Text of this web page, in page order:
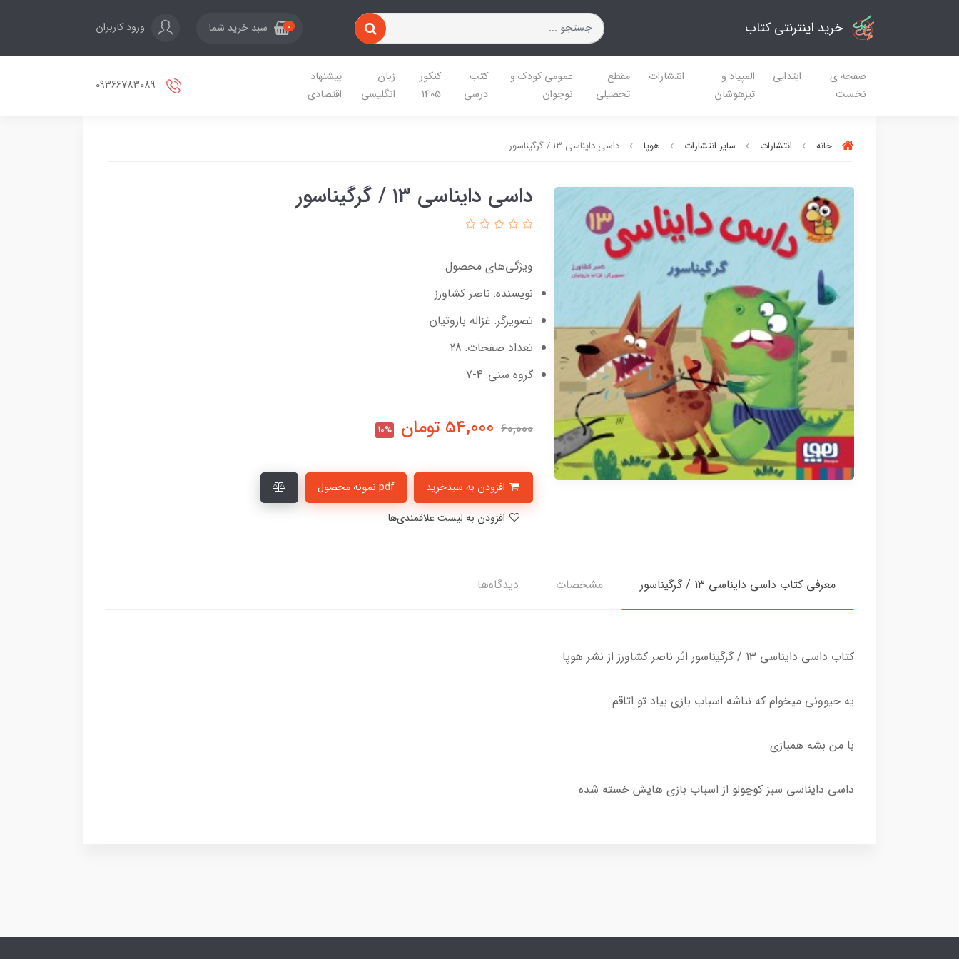
خرید اینترنتی کتاب 0 سبد خرید شما ورود کاربران
صفحه ی
نخست
ابتدایی
المپیاد و
تیزهوشان
انتشارات
مقطع
تحصیلی
عمومی کودک و
نوجوان
کتب
درسی
کنکور
1405
زبان
انگلیسی
پیشنهاد
اقتصادی
خانه انتشارات سایر انتشارات هوپا داسی دایناسی 13 / گرگیناسور
داسی دایناسی 13 / گرگیناسور
ویژگی‌های محصول
نویسنده: ناصر کشاورز
تصویرگر: غزاله باروتیان
تعداد صفحات: 28
گروه سنی: 4-7
60,000
54,000 تومان 10%
pdf نمونه محصول
معرفی کتاب داسی دایناسی 13 / گرگیناسور مشخصات دیدگاه‌ها
کتاب داسی دایناسی 13 / گرگیناسور اثر ناصر کشاورز از نشر هوپا
یه حیوونی میخوام که نباشه اسباب بازی بیاد تو اتاقم
با من بشه همبازی
داسی دایناسی سبز کوچولو از اسباب بازی هایش خسته شده